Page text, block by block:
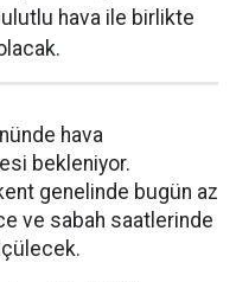
hava ile birlikte
hava
bekleniyor.
genelinde bugün az
ve sabah saatlerinde